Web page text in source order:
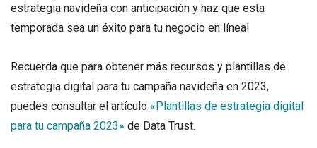
estrategia navideña con anticipación y haz que esta
temporada sea un éxito para tu negocio en línea!
Recuerda que para obtener más recursos y plantillas de
estrategia digital para tu campaña navideña en 2023,
puedes consultar el artículo «Plantillas de estrategia digital
para tu campaña 2023» de Data Trust.